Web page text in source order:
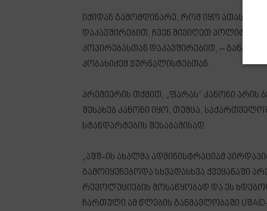
იქიდან გამომდინარე, რომ იყო
დაკავშირებით, ჩვენ მივიღეთ
კოპირებასთან დაკავშირებით, –
კობახიძემ ჟურნალისტებთან.
პრემიერის თქმით, „ფარას“ კანონი
შესახებ კანონი იყო, თუმცა,
სტანდარტების შესაბამისად.
„აშშ-ის ახალმა ადმინისტრაციამ
გამოიყენებოდა სხვადასხვა ქვეყანაში
რევოლუციების მოსაწყობად და ეს
ჩართული ამ წლების განმავლობაში